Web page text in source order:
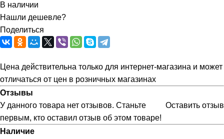
В наличии
Нашли дешевле?
Поделиться
Цена действительна только для интернет-магазина и может
отличаться от цен в розничных магазинах
Отзывы
Оставить отзыв
У данного товара нет отзывов. Станьте
первым, кто оставил отзыв об этом товаре!
Наличие